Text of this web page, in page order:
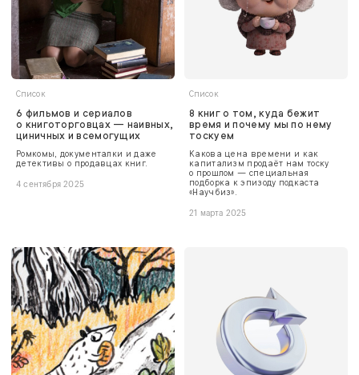
Список
6 фильмов и сериалов
о книготорговцах — наивных,
циничных и всемогущих
Ромкомы, документалки и даже
детективы о продавцах книг.
4 сентября 2025
Список
8 книг о том, куда бежит
время и почему мы по нему
тоскуем
Какова цена времени и как
капитализм продаёт нам тоску
о прошлом — специальная
подборка к эпизоду подкаста
«Научбиз».
21 марта 2025